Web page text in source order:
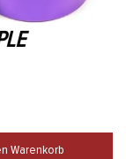
Warenkorb